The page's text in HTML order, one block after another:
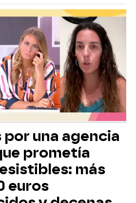
una agencia
prometía
más
euros